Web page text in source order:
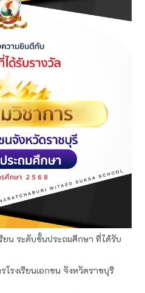
น ระดับชั้นประถมศึกษา ที่ได้รับ
รงเรียนเอกชน จังหวัดราชบุรี